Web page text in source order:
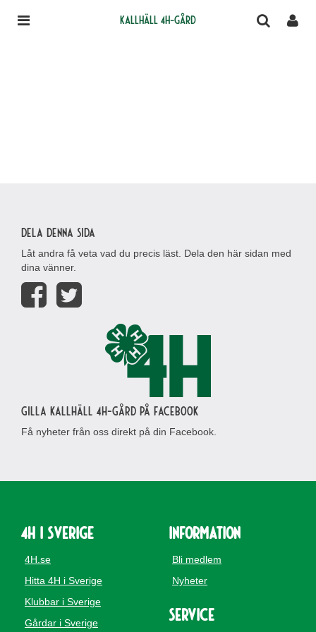
Kallhäll 4H-gård
Dela denna sida
Låt andra få veta vad du precis läst. Dela den här sidan med
dina vänner.
Gilla Kallhäll 4H-gård på Facebook
Få nyheter från oss direkt på din Facebook.
4H i Sverige
4H.se
Hitta 4H i Sverige
Klubbar i Sverige
Gårdar i Sverige
Information
Bli medlem
Nyheter
Service